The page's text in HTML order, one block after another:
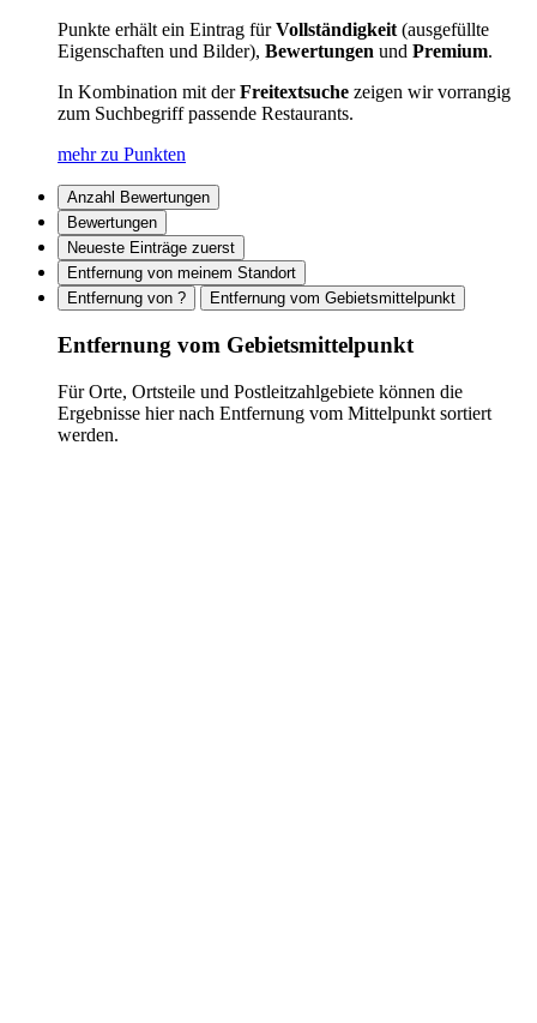
Punkte erhält ein Eintrag fürVollständigkeit (ausgefüllte
Eigenschaften und Bilder), Bewertungen und Premium.
In Kombination mit derFreitextsuche zeigen wir vorrangig
zum Suchbegriff passende Restaurants.
mehr zu Punkten
Anzahl Bewertungen
Bewertungen
Neueste Einträge zuerst
Entfernung von meinem Standort
Entfernung von ?
Entfernung vom Gebietsmittelpunkt
Entfernung vom Gebietsmittelpunkt
Für Orte, Ortsteile und Postleitzahlgebiete können die
Ergebnisse hier nach Entfernung vom Mittelpunkt sortiert
werden.